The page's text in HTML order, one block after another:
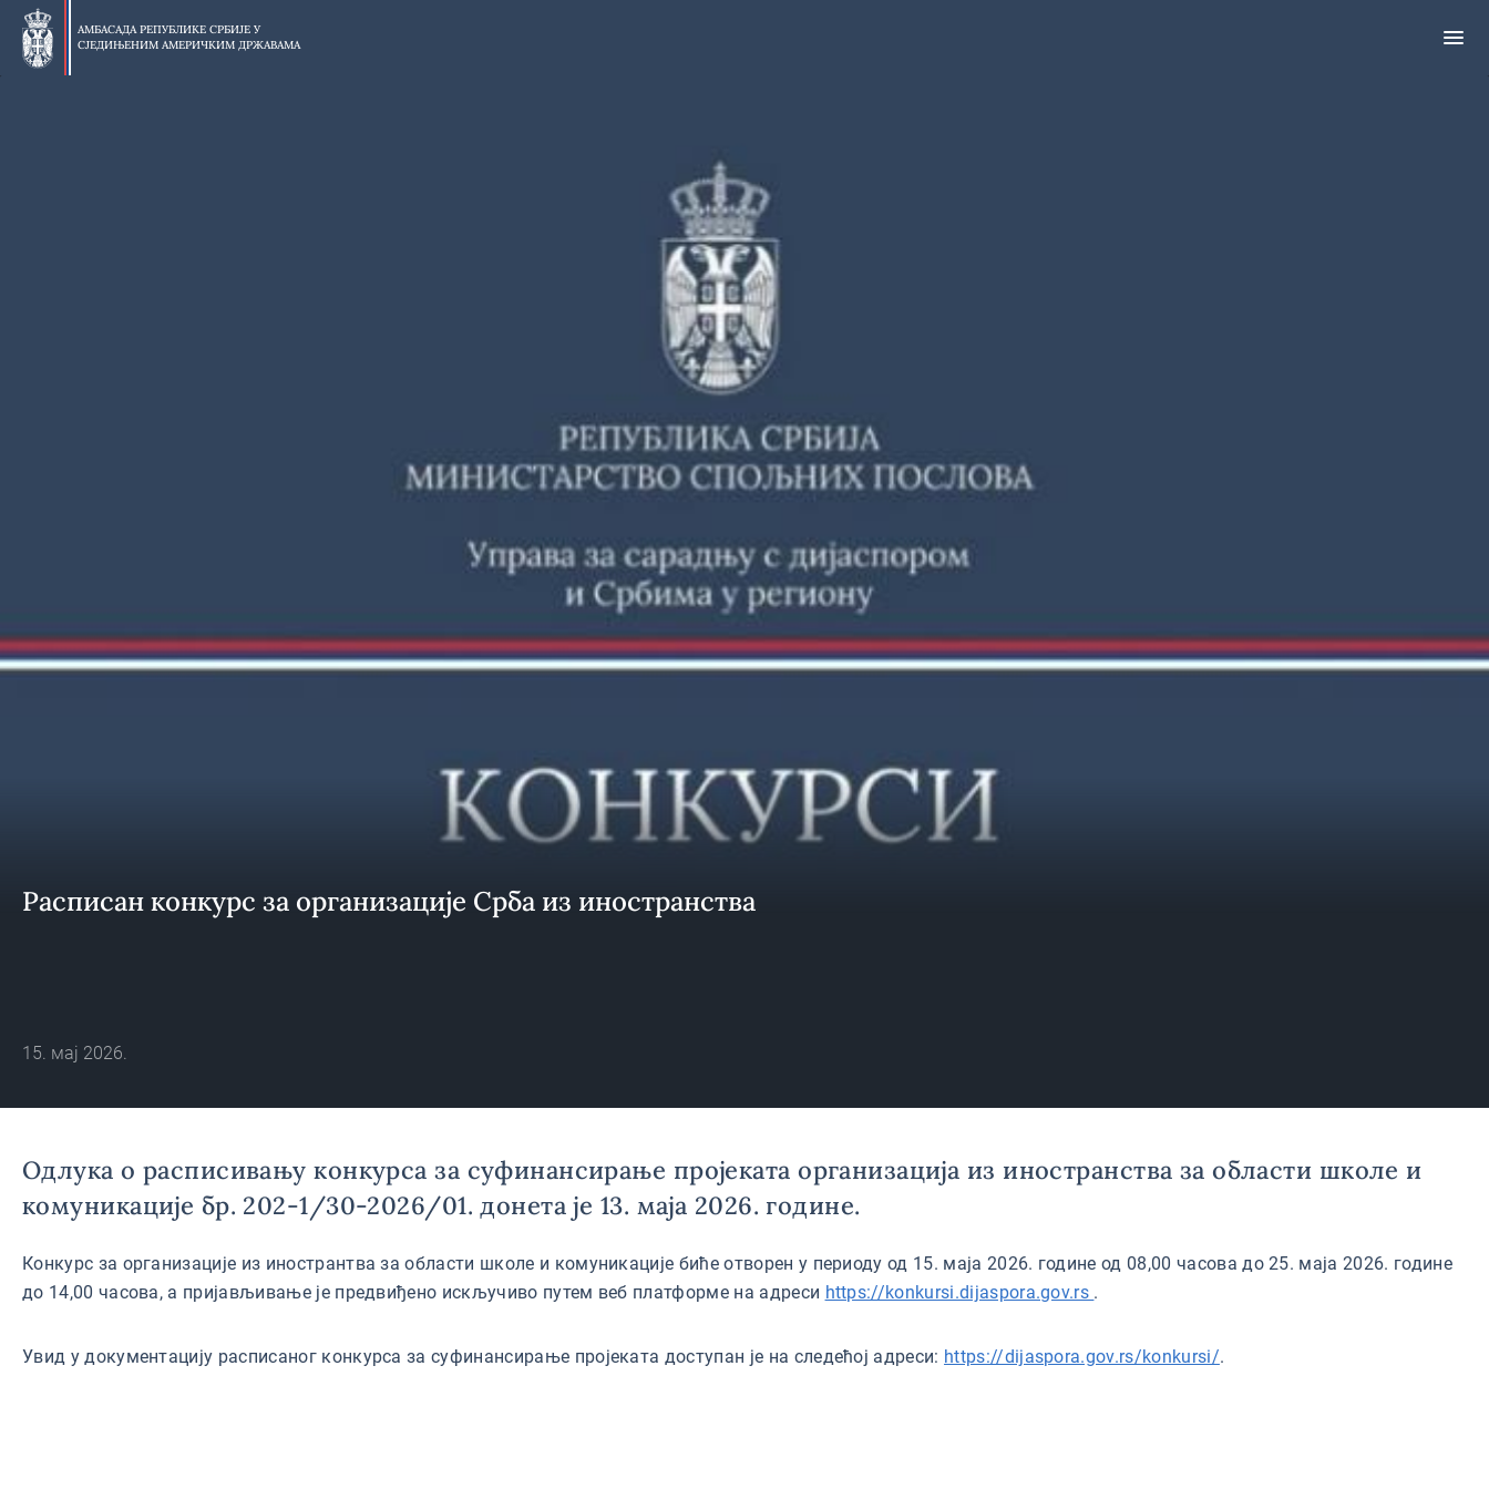
Прескочи
главни
део
АМБАСАДА РЕПУБЛИКЕ СРБИЈЕ У
СЈЕДИЊЕНИМ АМЕРИЧКИМ ДРЖАВАМА
Расписан конкурс за организације Срба из иностранства
15. мај 2026.
Одлука о расписивању конкурса за суфинансирање пројеката организација из иностранства за области школе и
комуникације бр. 202-1/30-2026/01. донета је 13. маја 2026. године.
Конкурс за организације из инострантва за области школе и комуникације биће отворен у периоду од 15. маја 2026. године од 08,00 часова до 25. маја 2026. године
до 14,00 часова, а пријављивање је предвиђено искључиво путем веб платформе на адреси https://konkursi.dijaspora.gov.rs .
Увид у документацију расписаног конкурса за суфинансирање пројеката доступан је на следећој адреси: https://dijaspora.gov.rs/konkursi/.